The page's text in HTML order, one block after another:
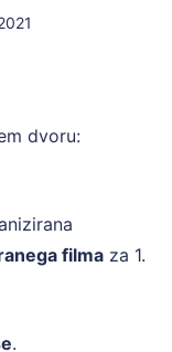
dvoru:
filma za 1.
.